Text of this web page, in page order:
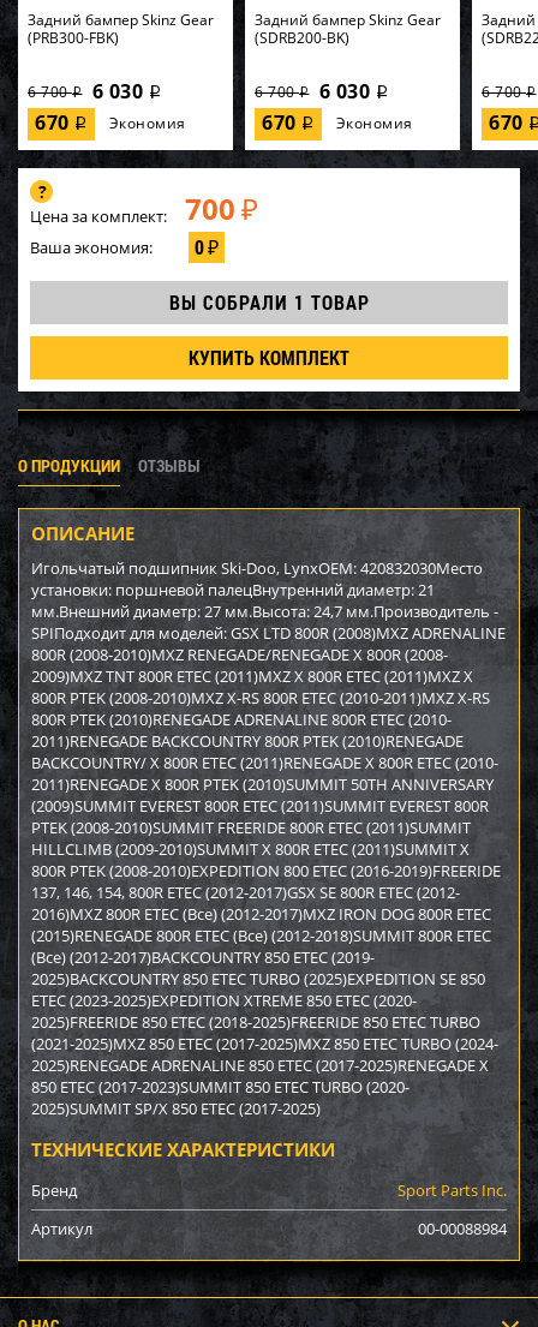
Задний бампер Skinz Gear
(PRB300-FBK)
6 700i 6 030 i
670 i Экономия
Задний бампер Skinz Gear
(SDRB200-BK)
6 700i 6 030 i
670 i Экономия
Задний
6 700i
670
Цена за комплект: 700 ₽
Ваша экономия: 0₽
ВЫ СОБРАЛИ 1 ТОВАР
КУПИТЬ КОМПЛЕКТ
О ПРОДУКЦИИ ОТЗЫВЫ
ОПИСАНИЕ
Игольчатый подшипник Ski-Doo, LynxOEM: 420832030Место
установки: поршневой палецВнутренний диаметр: 21
мм.Внешний диаметр: 27 мм.Высота: 24,7 мм.Производитель -
SPIПодходит для моделей: GSX LTD 800R (2008)MXZ ADRENALINE
800R (2008-2010)MXZ RENEGADE/RENEGADE X 800R (2008-
2009)MXZ TNT 800R ETEC (2011)MXZ X 800R ETEC (2011)MXZ X
800R PTEK (2008-2010)MXZ X-RS 800R ETEC (2010-2011)MXZ X-RS
800R PTEK (2010)RENEGADE ADRENALINE 800R ETEC (2010-
2011)RENEGADE BACKCOUNTRY 800R PTEK (2010)RENEGADE
BACKCOUNTRY/ X 800R ETEC (2011)RENEGADE X 800R ETEC (2010-
2011)RENEGADE X 800R PTEK (2010)SUMMIT 50TH ANNIVERSARY
(2009)SUMMIT EVEREST 800R ETEC (2011)SUMMIT EVEREST 800R
PTEK (2008-2010)SUMMIT FREERIDE 800R ETEC (2011)SUMMIT
HILLCLIMB (2009-2010)SUMMIT X 800R ETEC (2011)SUMMIT X
800R PTEK (2008-2010)EXPEDITION 800 ETEC (2016-2019)FREERIDE
137, 146, 154, 800R ETEC (2012-2017)GSX SE 800R ETEC (2012-
2016)MXZ 800R ETEC (Все) (2012-2017)MXZ IRON DOG 800R ETEC
(2015)RENEGADE 800R ETEC (Все) (2012-2018)SUMMIT 800R ETEC
(Все) (2012-2017)BACKCOUNTRY 850 ETEC (2019-
2025)BACKCOUNTRY 850 ETEC TURBO (2025)EXPEDITION SE 850
ETEC (2023-2025)EXPEDITION XTREME 850 ETEC (2020-
2025)FREERIDE 850 ETEC (2018-2025)FREERIDE 850 ETEC TURBO
(2021-2025)MXZ 850 ETEC (2017-2025)MXZ 850 ETEC TURBO (2024-
2025)RENEGADE ADRENALINE 850 ETEC (2017-2025)RENEGADE X
850 ETEC (2017-2023)SUMMIT 850 ETEC TURBO (2020-
2025)SUMMIT SP/X 850 ETEC (2017-2025)
ТЕХНИЧЕСКИЕ ХАРАКТЕРИСТИКИ
Бренд
Sport Parts Inc.
Артикул
00-00088984